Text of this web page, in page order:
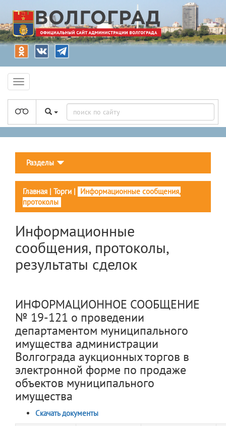
Разделы
Главная | Торги | Информационные сообщения,
протоколы
Информационные
сообщения, протоколы,
результаты сделок
ИНФОРМАЦИОННОЕ СООБЩЕНИЕ
№ 19-121 о проведении
департаментом муниципального
имущества администрации
Волгограда аукционных торгов в
электронной форме по продаже
объектов муниципального
имущества
Скачать документы